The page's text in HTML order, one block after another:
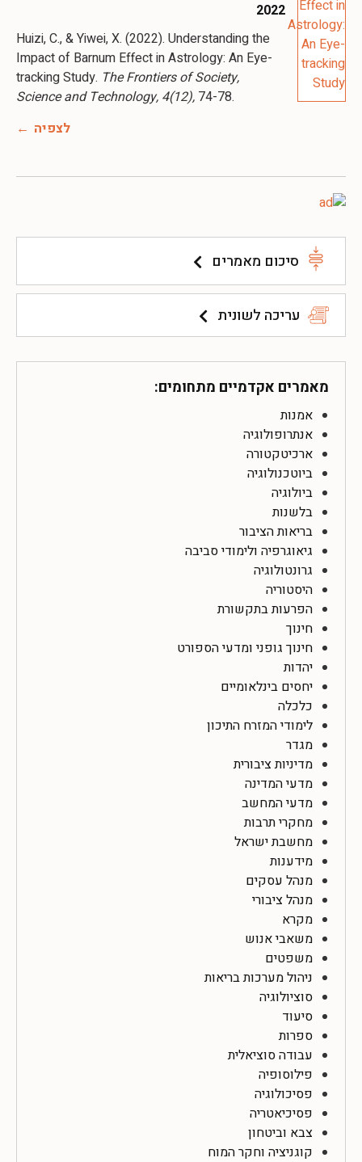
סיכום מאמרים
עריכה לשונית
מאמרים אקדמיים מתחומים:
אמנות
אנתרופולוגיה
ארכיטקטורה
ביוטכנולוגיה
ביולוגיה
בלשנות
בריאות הציבור
גיאוגרפיה ולימודי סביבה
גרונטולוגיה
היסטוריה
הפרעות בתקשורת
חינוך
חינוך גופני ומדעי הספורט
יהדות
יחסים בינלאומיים
כלכלה
לימודי המזרח התיכון
מגדר
מדיניות ציבורית
מדעי המדינה
מדעי המחשב
מחקרי תרבות
מחשבת ישראל
מידענות
מנהל עסקים
מנהל ציבורי
מקרא
משאבי אנוש
משפטים
ניהול מערכות בריאות
סוציולוגיה
סיעוד
ספרות
עבודה סוציאלית
פילוסופיה
פסיכולוגיה
פסיכיאטריה
צבא וביטחון
קוגניציה וחקר המוח
2022
Huizi, C., & Yiwei, X. (2022). Understanding the
Impact of Barnum Effect in Astrology: An Eye-
tracking Study. The Frontiers of Society,
Science and Technology, 4(12), 74-78.
לצפיה